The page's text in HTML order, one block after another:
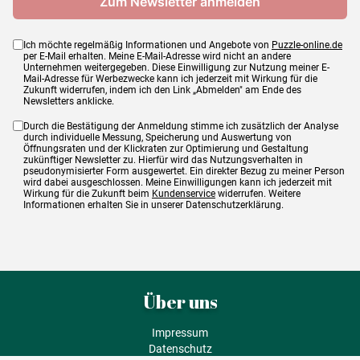
Ich möchte regelmäßig Informationen und Angebote von Puzzle-online.de
per E-Mail erhalten. Meine E-Mail-Adresse wird nicht an andere
Unternehmen weitergegeben. Diese Einwilligung zur Nutzung meiner E-
Mail-Adresse für Werbezwecke kann ich jederzeit mit Wirkung für die
Zukunft widerrufen, indem ich den Link „Abmelden" am Ende des
Newsletters anklicke.
Durch die Bestätigung der Anmeldung stimme ich zusätzlich der Analyse
durch individuelle Messung, Speicherung und Auswertung von
Öffnungsraten und der Klickraten zur Optimierung und Gestaltung
zukünftiger Newsletter zu. Hierfür wird das Nutzungsverhalten in
pseudonymisierter Form ausgewertet. Ein direkter Bezug zu meiner Person
wird dabei ausgeschlossen. Meine Einwilligungen kann ich jederzeit mit
Wirkung für die Zukunft beim Kundenservice widerrufen. Weitere
Informationen erhalten Sie in unserer Datenschutzerklärung.
Über uns
Impressum
Datenschutz